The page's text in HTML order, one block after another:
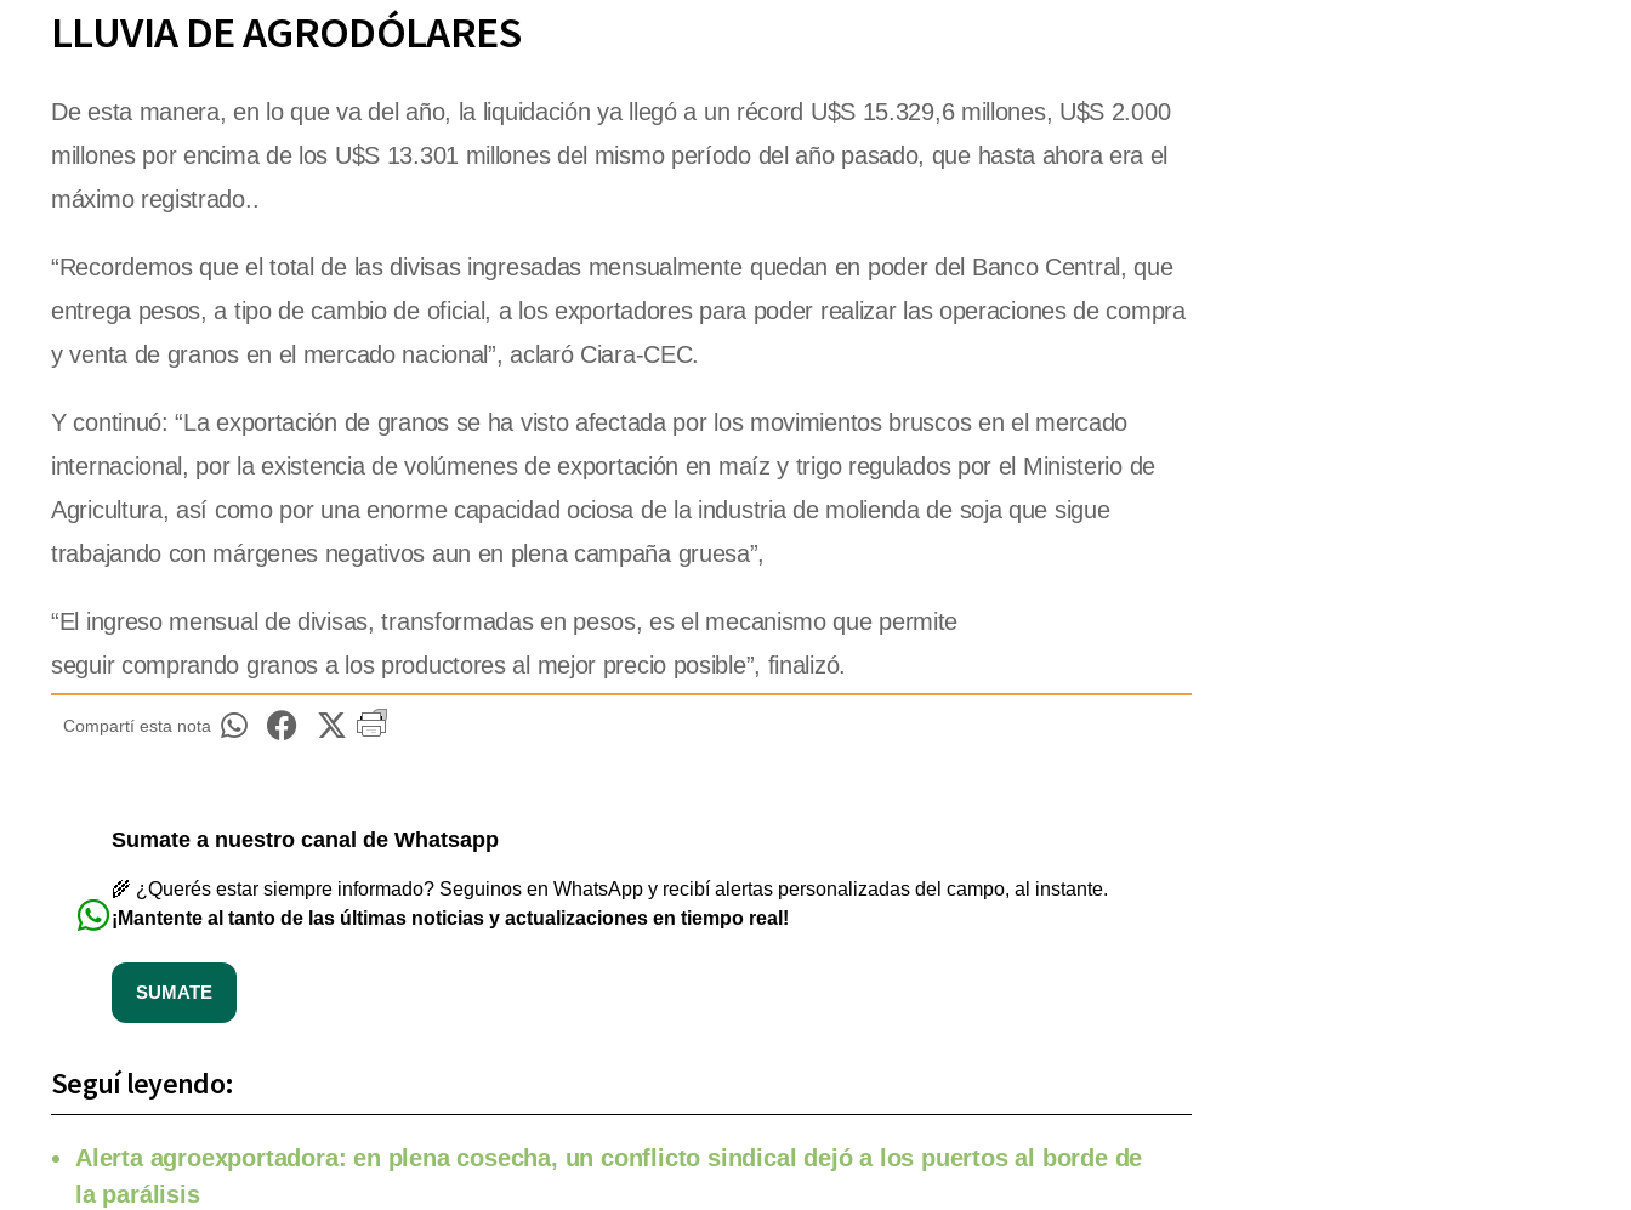
LLUVIA DE AGRODÓLARES
De esta manera, en lo que va del año, la liquidación ya llegó a un récord U$S 15.329,6 millones, U$S 2.000
millones por encima de los U$S 13.301 millones del mismo período del año pasado, que hasta ahora era el
máximo registrado..
“Recordemos que el total de las divisas ingresadas mensualmente quedan en poder del Banco Central, que
entrega pesos, a tipo de cambio de oficial, a los exportadores para poder realizar las operaciones de compra
y venta de granos en el mercado nacional”, aclaró Ciara-CEC.
Y continuó: “La exportación de granos se ha visto afectada por los movimientos bruscos en el mercado
internacional, por la existencia de volúmenes de exportación en maíz y trigo regulados por el Ministerio de
Agricultura, así como por una enorme capacidad ociosa de la industria de molienda de soja que sigue
trabajando con márgenes negativos aun en plena campaña gruesa”,
“El ingreso mensual de divisas, transformadas en pesos, es el mecanismo que permite
seguir comprando granos a los productores al mejor precio posible”, finalizó.
Compartí esta nota
Sumate a nuestro canal de Whatsapp
🌾 ¿Querés estar siempre informado? Seguinos en WhatsApp y recibí alertas personalizadas del campo, al instante.
¡Mantente al tanto de las últimas noticias y actualizaciones en tiempo real!
SUMATE
Seguí leyendo:
Alerta agroexportadora: en plena cosecha, un conflicto sindical dejó a los puertos al borde de
la parálisis